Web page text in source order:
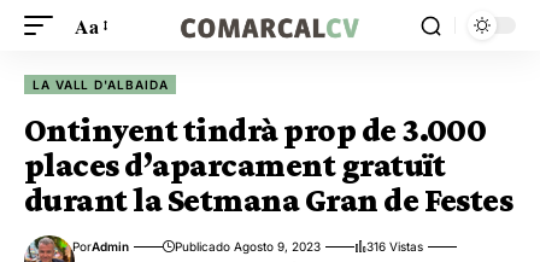
Aa
LA VALL D'ALBAIDA
Ontinyent tindrà prop de 3.000
places d’aparcament gratuït
durant la Setmana Gran de Festes
PorAdmin Publicado Agosto 9, 2023
316 Vistas